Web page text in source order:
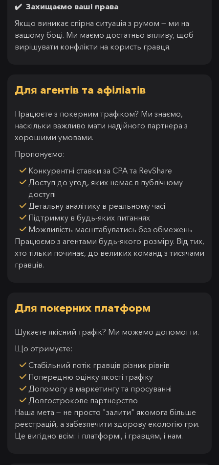
✔️ Захищаємо ваші права
Якщо виникає спірна ситуація з румом — ми на
вашому боці. Ми маємо достатньо впливу, щоб
вирішувати конфлікти на користь гравця.
Для агентів та афіліатів
Працюєте з покерним трафіком? Ми знаємо,
наскільки важливо мати надійного партнера з
хорошими умовами.
Пропонуємо:
Конкурентні ставки за CPA та RevShare
Доступ до угод, яких немає в публічному
доступі
Детальну аналітику в реальному часі
Підтримку в будь-яких питаннях
Можливість масштабуватись без обмежень
Працюємо з агентами будь-якого розміру. Від тих,
хто тільки починає, до великих команд з тисячами
гравців.
Для покерних платформ
Шукаєте якісний трафік? Ми можемо допомогти.
Що отримуєте:
Стабільний потік гравців різних рівнів
Попередню оцінку якості трафіку
Допомогу в маркетингу та просуванні
Довгострокове партнерство
Наша мета — не просто "залити" якомога більше
реєстрацій, а забезпечити здорову екологію гри.
Це вигідно всім: і платформі, і гравцям, і нам.